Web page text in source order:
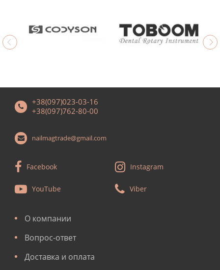
+38(097)023-03-16
+38(097)762-80-00
nailmagtrade@gmail.com
Facebook Instagram
YouTube Viber
О компании
Вопрос-ответ
Доставка и оплата